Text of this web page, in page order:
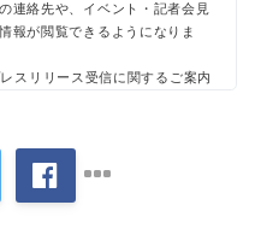
連絡先や、イベント・記者会見
報が閲覧できるようになりま
スリリース受信に関するご案内